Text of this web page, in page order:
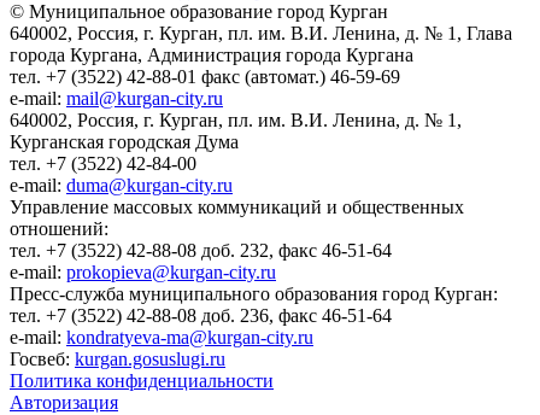
© Муниципальное образование город Курган
640002, Россия, г. Курган, пл. им. В.И. Ленина, д. № 1, Глава
города Кургана, Администрация города Кургана
тел. +7 (3522) 42-88-01 факс (автомат.) 46-59-69
e-mail: mail@kurgan-city.ru
640002, Россия, г. Курган, пл. им. В.И. Ленина, д. № 1,
Курганская городская Дума
тел. +7 (3522) 42-84-00
e-mail: duma@kurgan-city.ru
Управление массовых коммуникаций и общественных
отношений:
тел. +7 (3522) 42-88-08 доб. 232, факс 46-51-64
e-mail: prokopieva@kurgan-city.ru
Пресс-служба муниципального образования город Курган:
тел. +7 (3522) 42-88-08 доб. 236, факс 46-51-64
e-mail: kondratyeva-ma@kurgan-city.ru
Госвеб: kurgan.gosuslugi.ru
Политика конфиденциальности
Авторизация